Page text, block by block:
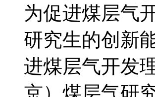
为促进煤层气
研究生的创新
进煤层气开发